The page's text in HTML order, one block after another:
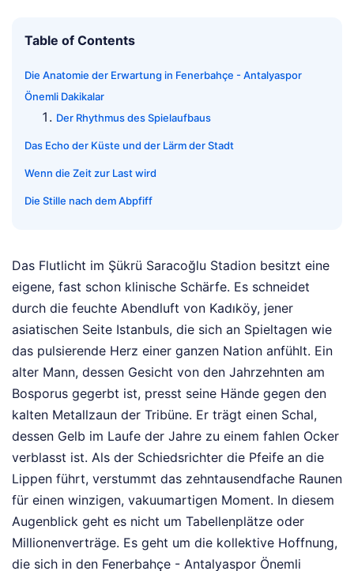
Table of Contents
Die Anatomie der Erwartung in Fenerbahçe - Antalyaspor
Önemli Dakikalar
Der Rhythmus des Spielaufbaus
Das Echo der Küste und der Lärm der Stadt
Wenn die Zeit zur Last wird
Die Stille nach dem Abpfiff
Das Flutlicht im Şükrü Saracoğlu Stadion besitzt eine
eigene, fast schon klinische Schärfe. Es schneidet
durch die feuchte Abendluft von Kadıköy, jener
asiatischen Seite Istanbuls, die sich an Spieltagen wie
das pulsierende Herz einer ganzen Nation anfühlt. Ein
alter Mann, dessen Gesicht von den Jahrzehnten am
Bosporus gegerbt ist, presst seine Hände gegen den
kalten Metallzaun der Tribüne. Er trägt einen Schal,
dessen Gelb im Laufe der Jahre zu einem fahlen Ocker
verblasst ist. Als der Schiedsrichter die Pfeife an die
Lippen führt, verstummt das zehntausendfache Raunen
für einen winzigen, vakuumartigen Moment. In diesem
Augenblick geht es nicht um Tabellenplätze oder
Millionenverträge. Es geht um die kollektive Hoffnung,
die sich in den Fenerbahçe - Antalyaspor Önemli